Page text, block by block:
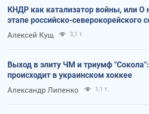
КНДР как катализатор войны, или О
этапе российско-северокорейского
Алексей Кущ 3,1 т.
Выход в элиту ЧМ и триумф
происходит в украинском хоккее
Александр Липенко 1,1 т.